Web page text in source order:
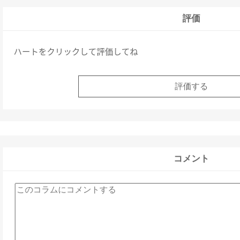
評価
ハートをクリックして評価してね
評価する
コメント